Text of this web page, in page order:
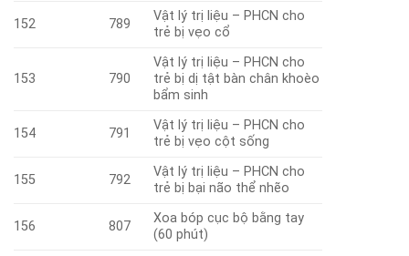
152 789
Vật lý trị liệu – PHCN cho
trẻ bị vẹo cổ
153 790
Vật lý trị liệu – PHCN cho
trẻ bị dị tật bàn chân khoèo
bẩm sinh
154 791
Vật lý trị liệu – PHCN cho
trẻ bị vẹo cột sống
155 792
Vật lý trị liệu – PHCN cho
trẻ bị bại não thể nhẽo
156 807
Xoa bóp cục bộ bằng tay
(60 phút)